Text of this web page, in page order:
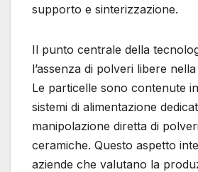
supporto e sinterizzazione.
Il punto centrale della
l’assenza di polveri libere
Le particelle sono contenute
sistemi di alimentazione
manipolazione diretta di
ceramiche. Questo aspetto
aziende che valutano la